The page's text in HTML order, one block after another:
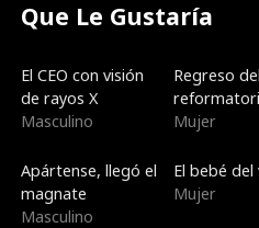
Que Le Gustaría
El CEO con visión
de rayos X
Masculino
Regreso del
Mujer
Apártense, llegó el
magnate
Masculino
El bebé
Mujer